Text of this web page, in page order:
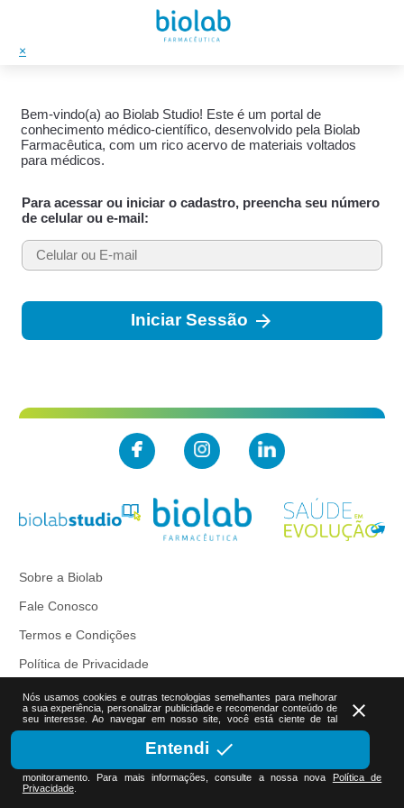
×
Bem-vindo(a) ao Biolab Studio! Este é um portal de
conhecimento médico-científico, desenvolvido pela Biolab
Farmacêutica, com um rico acervo de materiais voltados
para médicos.
Para acessar ou iniciar o cadastro, preencha seu número
de celular ou e-mail:
Iniciar Sessão arrow_forward
Sobre a Biolab
Fale Conosco
Termos e Condições
Política de Privacidade
close
Entendi done
Nós usamos cookies e outras tecnologias semelhantes para melhorar
a sua experiência, personalizar publicidade e recomendar conteúdo de
seu interesse. Ao navegar em nosso site, você está ciente de tal
monitoramento. Para mais informações, consulte a nossa nova Política de
Privacidade.